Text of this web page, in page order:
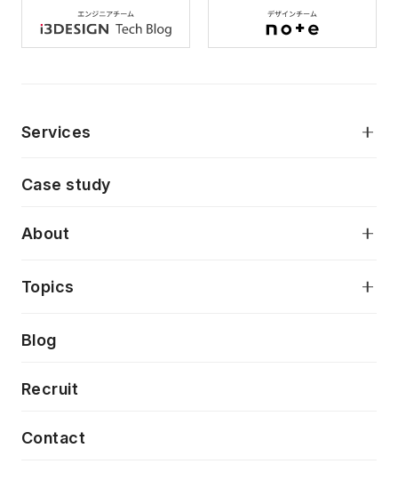
Services
AI駆動開発支援
モダナイゼーション
特徴量エンジニアリングと生成AI
デジタルプロダクトデザイン
デザインシステム構築支援
フロントエンド開発
Case study
About
当社が目指しているもの
Topics
Press release
News
Event/Seminer
Blog
Recruit
Contact